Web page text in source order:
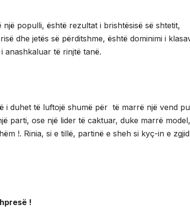
populli, është rezultat i brishtësisë së shtetit,
dhe jetës së përditshme, është dominimi i
anashkaluar të rinjtë tanë.
i duhet të luftojë shumë për të marrë një vend
parti, ose një lider të caktuar, duke marrë model,
!. Rinia, si e tillë, partinë e sheh si kyç-in e
!